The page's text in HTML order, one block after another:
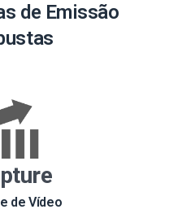
de Emissão
de Vídeo